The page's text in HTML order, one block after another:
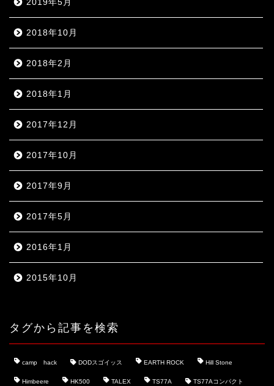
2019年5月
2018年10月
2018年2月
2018年1月
2017年12月
2017年10月
2017年9月
2017年5月
2016年1月
2015年10月
タグから記事を検索
camp hack DODスゴイッス EARTH ROCK Hill Stone
Himbeere HK500 TALEX TS77A TS77Aコンパクト